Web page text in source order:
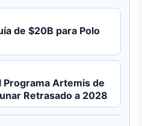
hacia un aterrizaje
de $20B para Polo
Artemis de
Retrasado a 2028